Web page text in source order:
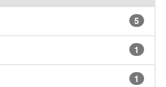
5
1
1